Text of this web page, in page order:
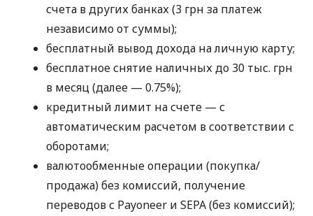
счета в других банках (3 грн за платеж
независимо от суммы);
бесплатный вывод дохода на личную карту;
бесплатное снятие наличных до 30 тыс. грн
в месяц (далее — 0.75%);
кредитный лимит на счете — с
автоматическим расчетом в соответствии с
оборотами;
валютообменные операции (покупка/
продажа) без комиссий, получение
переводов с Payoneer и SEPA (без комиссий);